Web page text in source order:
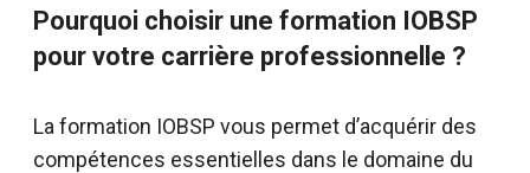
Pourquoi choisir une formation IOBSP
pour votre carrière professionnelle ?
La formation IOBSP vous permet d’acquérir des
compétences essentielles dans le domaine du